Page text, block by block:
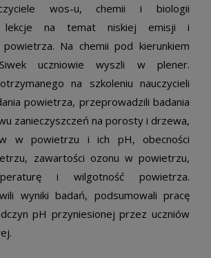
wos-u, chemii i biologii
lekcje na temat niskiej emisji i
powietrza. Na chemii pod kierunkiem
uczniowie wyszli w plener.
na szkoleniu nauczycieli
powietrza, przeprowadzili badania
zanieczyszczeń na porosty i drzewa,
w powietrzu i ich pH, obecności
zawartości ozonu w powietrzu,
i wilgotność powietrza.
wyniki badań, podsumowali pracę
pH przyniesionej przez uczniów